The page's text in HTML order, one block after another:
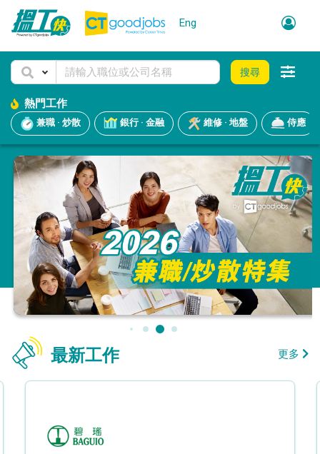
Eng
搜尋
熱門工作
兼職 · 炒散 銀行 · 金融 維修 · 地盤 侍應
最新工作 更多